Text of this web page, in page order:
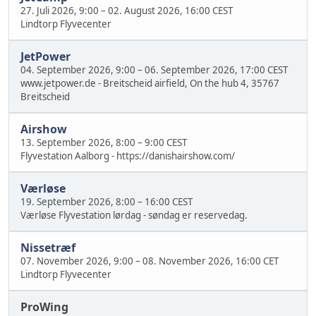
27. Juli 2026, 9:00 – 02. August 2026, 16:00 CEST
Lindtorp Flyvecenter
JetPower
04. September 2026, 9:00 – 06. September 2026, 17:00 CEST
www.jetpower.de - Breitscheid airfield, On the hub 4, 35767
Breitscheid
Airshow
13. September 2026, 8:00 – 9:00 CEST
Flyvestation Aalborg - https://danishairshow.com/
Værløse
19. September 2026, 8:00 – 16:00 CEST
Værløse Flyvestation lørdag - søndag er reservedag.
Nissetræf
07. November 2026, 9:00 – 08. November 2026, 16:00 CET
Lindtorp Flyvecenter
ProWing